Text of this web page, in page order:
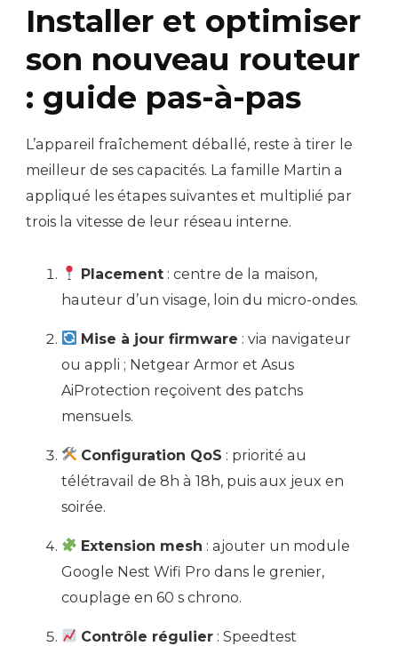
Installer et optimiser
son nouveau routeur
: guide pas-à-pas
L’appareil fraîchement déballé, reste à tirer le
meilleur de ses capacités. La famille Martin a
appliqué les étapes suivantes et multiplié par
trois la vitesse de leur réseau interne.
Placement : centre de la maison,
hauteur d’un visage, loin du micro-ondes.
Mise à jour firmware : via navigateur
ou appli ; Netgear Armor et Asus
AiProtection reçoivent des patchs
mensuels.
Configuration QoS : priorité au
télétravail de 8h à 18h, puis aux jeux en
soirée.
Extension mesh : ajouter un module
Google Nest Wifi Pro dans le grenier,
couplage en 60 s chrono.
Contrôle régulier : Speedtest